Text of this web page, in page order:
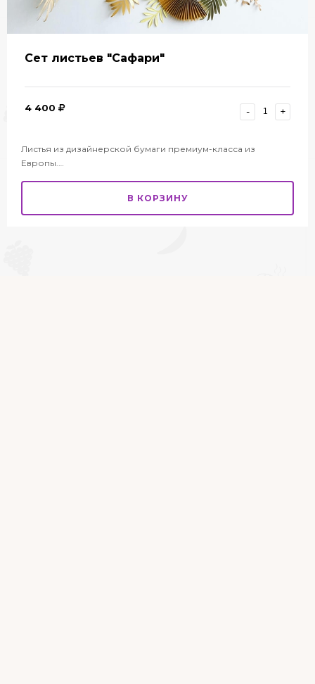
Сет листьев "Сафари"
4 400 - +
Листья из дизайнерской бумаги премиум-класса из
Европы.…
В КОРЗИНУ